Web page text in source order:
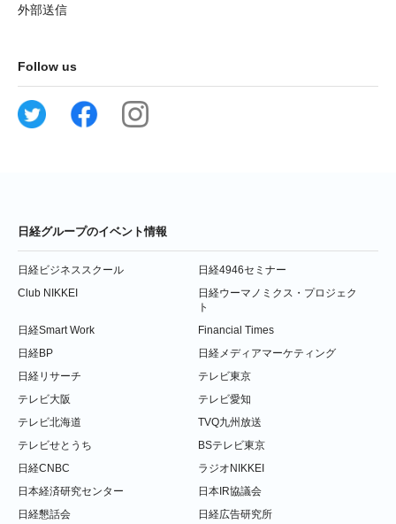
外部送信
Follow us
日経グループのイベント情報
日経ビジネススクール
日経4946セミナー
Club NIKKEI
日経ウーマノミクス・プロジェク
ト
日経Smart Work
Financial Times
日経BP
日経メディアマーケティング
日経リサーチ
テレビ東京
テレビ大阪
テレビ愛知
テレビ北海道
TVQ九州放送
テレビせとうち
BSテレビ東京
日経CNBC
ラジオNIKKEI
日本経済研究センター
日本IR協議会
日経懇話会
日経広告研究所